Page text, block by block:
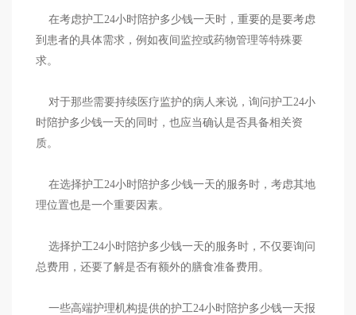
在考虑护工24小时陪护多少钱一天时，重要的是要考虑
到患者的具体需求，例如夜间监控或药物管理等特殊要
求。
对于那些需要持续医疗监护的病人来说，询问护工24小
时陪护多少钱一天的同时，也应当确认是否具备相关资
质。
在选择护工24小时陪护多少钱一天的服务时，考虑其地
理位置也是一个重要因素。
选择护工24小时陪护多少钱一天的服务时，不仅要询问
总费用，还要了解是否有额外的膳食准备费用。
一些高端护理机构提供的护工24小时陪护多少钱一天报